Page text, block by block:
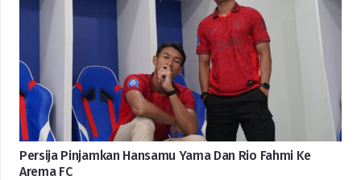
Persija Pinjamkan Hansamu Yama Dan Rio Fahmi Ke
Arema FC